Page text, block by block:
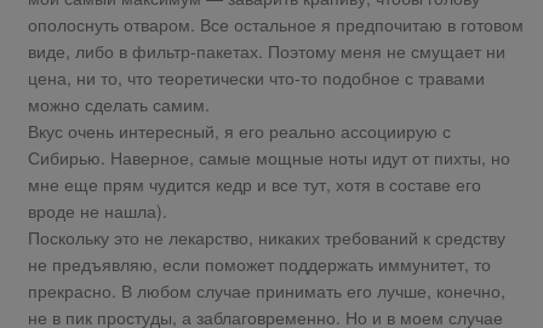
ополоснуть отваром. Все остальное я предпочитаю в готовом
виде, либо в фильтр-пакетах. Поэтому меня не смущает ни
цена, ни то, что теоретически что-то подобное с травами
можно сделать самим.
Вкус очень интересный, я его реально ассоциирую с
Сибирью. Наверное, самые мощные ноты идут от пихты, но
мне еще прям чудится кедр и все тут, хотя в составе его
вроде не нашла).
Поскольку это не лекарство, никаких требований к средству
не предъявляю, если поможет поддержать иммунитет, то
прекрасно. В любом случае принимать его лучше, конечно,
не в пик простуды, а заблаговременно. Но и в моем случае